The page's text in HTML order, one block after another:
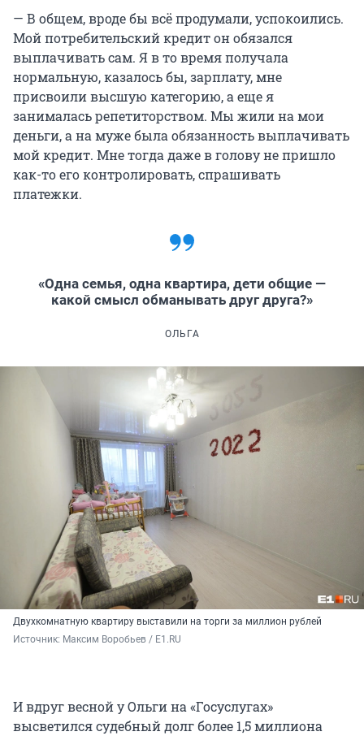
— В общем, вроде бы всё продумали, успокоились.
Мой потребительский кредит он обязался
выплачивать сам. Я в то время получала
нормальную, казалось бы, зарплату, мне
присвоили высшую категорию, а еще я
занималась репетиторством. Мы жили на мои
деньги, а на муже была обязанность выплачивать
мой кредит. Мне тогда даже в голову не пришло
как-то его контролировать, спрашивать
платежки.
«Одна семья, одна квартира, дети общие —
какой смысл обманывать друг друга?»
ОЛЬГА
Двухкомнатную квартиру выставили на торги за миллион рублей
Источник: Максим Воробьев / E1.RU
И вдруг весной у Ольги на «Госуслугах»
высветился судебный долг более 1,5 миллиона